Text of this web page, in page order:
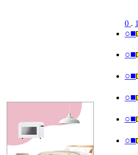
0 . 1
○■
○■
○■
○■
○■
○■